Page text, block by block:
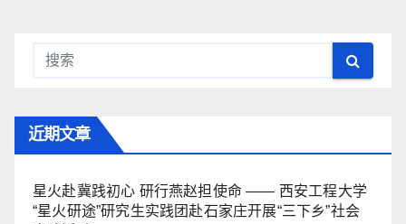
近期文章
星火赴冀践初心 研行燕赵担使命 —— 西安工程大学
“星火研途”研究生实践团赴石家庄开展“三下乡”社会